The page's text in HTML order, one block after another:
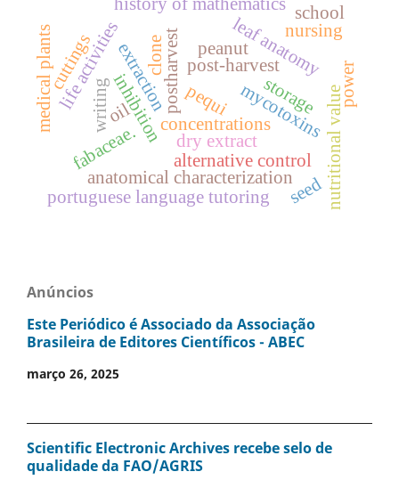
concentrations
inhibitionpostharvest
alternative control
extraction
nutritional value
oil pequi
post-harvest
mycotoxins
peanutleaf anatomy
anatomical characterization
fabaceae.
portuguese language tutoring
writing
dry extract
life activities nursing
storage
seed
cuttings clone
medical plants
school
power
Anúncios
Este Periódico é Associado da Associação
Brasileira de Editores Científicos - ABEC
março 26, 2025
Scientific Electronic Archives recebe selo de
qualidade da FAO/AGRIS